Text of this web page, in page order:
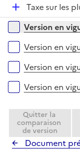
e
r
D
é
p
e
Taxe sur les
Versions sur la
Version en
Version en
Version en
Version en
Quitter la
comparaison
de version
Document